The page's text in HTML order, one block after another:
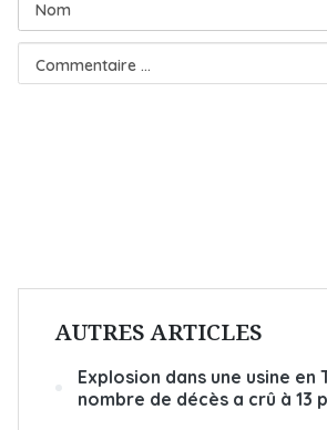
AUTRES ARTICLES
Explosion dans une usine en
nombre de décès a crû à 13